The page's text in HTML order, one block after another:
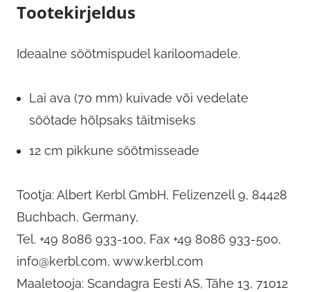
Tootekirjeldus
Ideaalne söötmispudel kariloomadele.
Lai ava (70 mm) kuivade või vedelate
söötade hõlpsaks täitmiseks
12 cm pikkune söötmisseade
Tootja: Albert Kerbl GmbH, Felizenzell 9, 84428
Buchbach, Germany,
Tel. +49 8086 933-100, Fax +49 8086 933-500,
info@kerbl.com, www.kerbl.com
Maaletooja: Scandagra Eesti AS, Tähe 13, 71012